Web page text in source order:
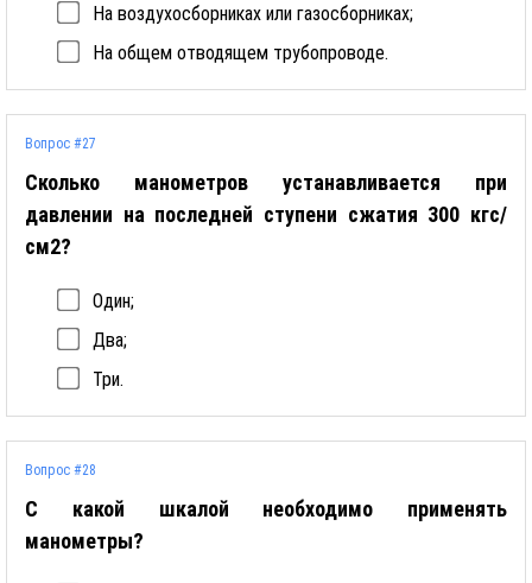
На воздухосборниках или газосборниках;
На общем отводящем трубопроводе.
Вопрос #27
Сколько манометров устанавливается при
давлении на последней ступени сжатия 300 кгс/
см2?
Один;
Два;
Три.
Вопрос #28
С какой шкалой необходимо применять
манометры?